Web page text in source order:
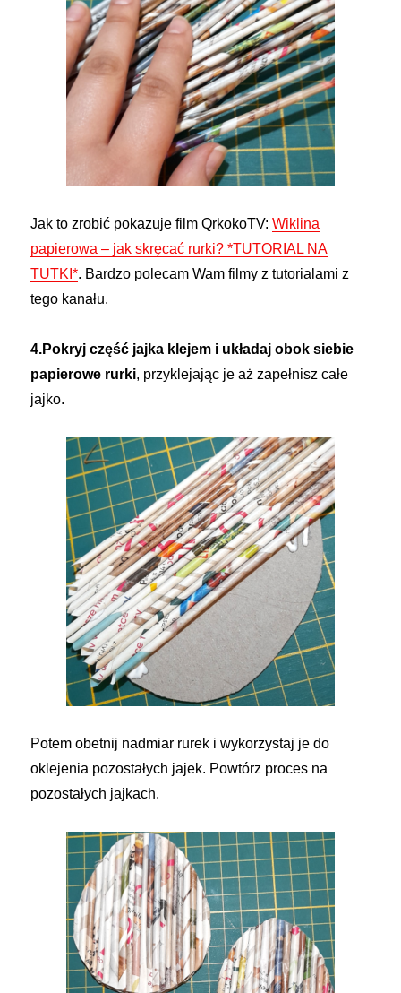
Jak to zrobić pokazuje film QrkokoTV:Wiklina
papierowa – jak skręcać rurki? *TUTORIAL NA
TUTKI*. Bardzo polecam Wam filmy z tutorialami z
tego kanału.
4.Pokryj część jajka klejem i układaj obok siebie
papierowe rurki, przyklejając je aż zapełnisz całe
jajko.
Potem obetnij nadmiar rurek i wykorzystaj je do
oklejenia pozostałych jajek. Powtórz proces na
pozostałych jajkach.